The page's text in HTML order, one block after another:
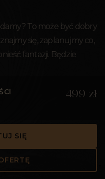
To może być dobry
się, zaplanujmy co,
fantazji. Będzie
499 zł
SIĘ